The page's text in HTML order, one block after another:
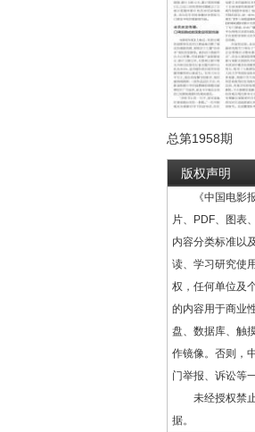
总第1958期
版权声明
《中国电影报
片、PDF、图表
内容分类标准以
读、学习研究使
权，任何单位及
的内容用于商业
盘、数据库、触
作镜像。否则，
门举报、诉讼等
未经授权禁止
据。